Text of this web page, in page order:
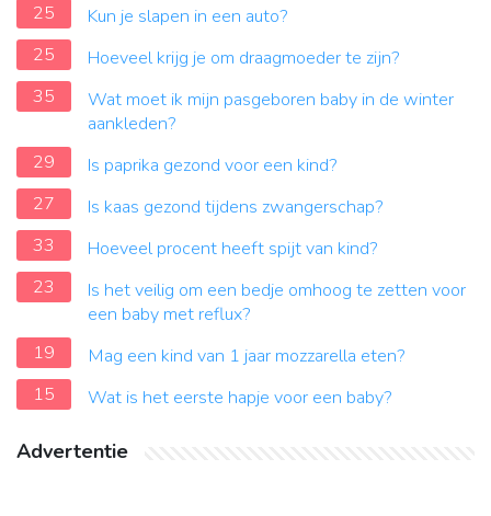
25
Kun je slapen in een auto?
25
Hoeveel krijg je om draagmoeder te zijn?
35
Wat moet ik mijn pasgeboren baby in de winter
aankleden?
29
Is paprika gezond voor een kind?
27
Is kaas gezond tijdens zwangerschap?
33
Hoeveel procent heeft spijt van kind?
23
Is het veilig om een bedje omhoog te zetten voor
een baby met reflux?
19
Mag een kind van 1 jaar mozzarella eten?
15
Wat is het eerste hapje voor een baby?
Advertentie